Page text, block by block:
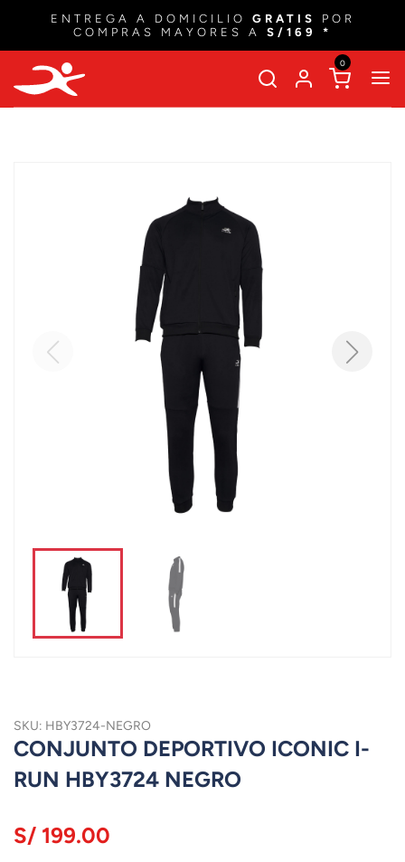
ENTREGA A DOMICILIO GRATIS
POR
COMPRAS MAYORES A S/169 *
0
SKU: HBY3724-NEGRO
CONJUNTO DEPORTIVO ICONIC I-
RUN HBY3724 NEGRO
S/ 199.00